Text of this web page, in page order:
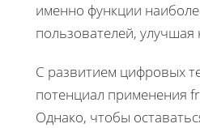
именно функции
пользователей, улучшая
С развитием цифровых
потенциал применения
Однако, чтобы